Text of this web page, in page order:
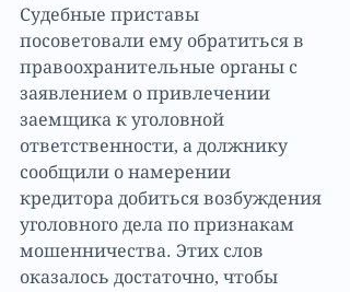
Судебные приставы
посоветовали ему обратиться в
правоохранительные органы с
заявлением о привлечении
заемщика к уголовной
ответственности, а должнику
сообщили о намерении
кредитора добиться возбуждения
уголовного дела по признакам
мошенничества. Этих слов
оказалось достаточно, чтобы